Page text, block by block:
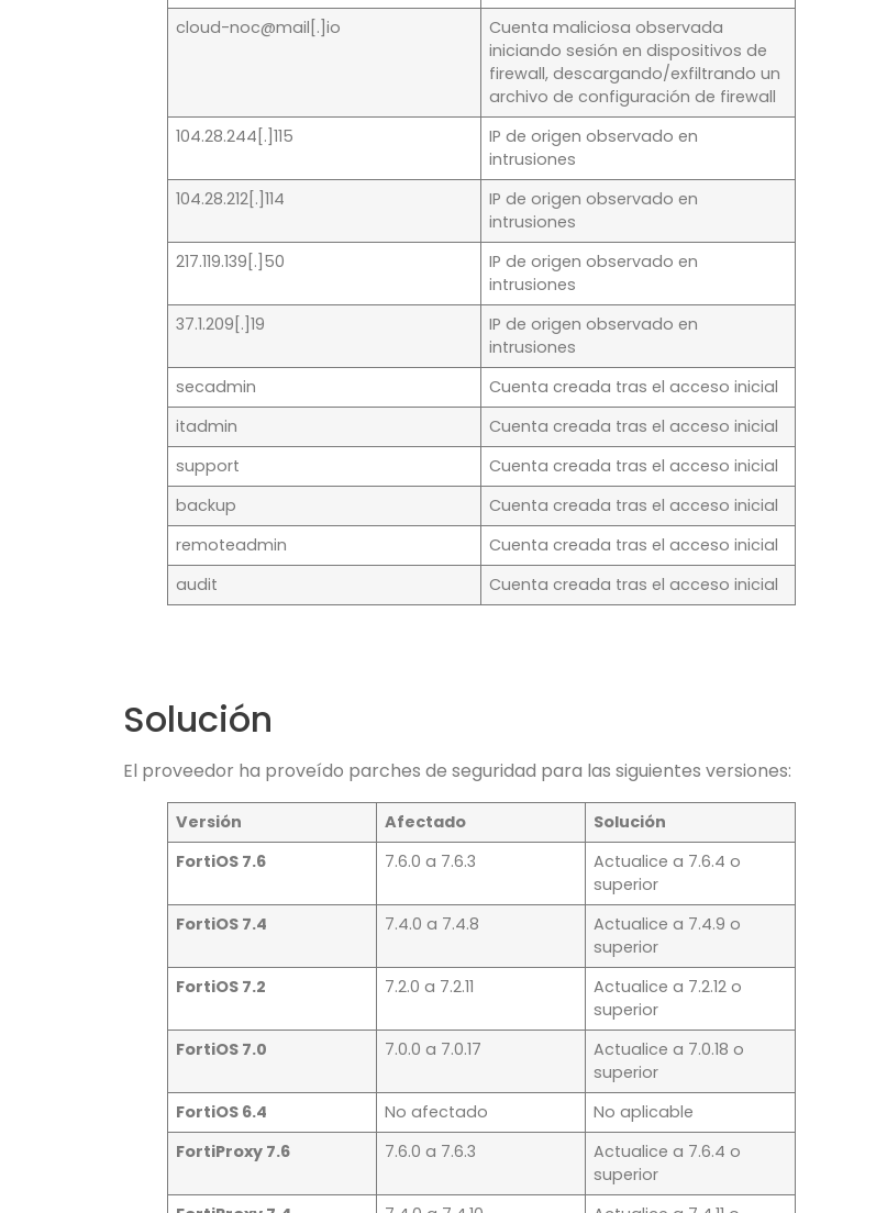
cloud-noc@mail[.]io
Cuenta maliciosa observada
iniciando sesión en dispositivos de
firewall, descargando/exfiltrando un
archivo de configuración de firewall
104.28.244[.]115
IP de origen observado en
intrusiones
104.28.212[.]114
IP de origen observado en
intrusiones
217.119.139[.]50
IP de origen observado en
intrusiones
37.1.209[.]19
IP de origen observado en
intrusiones
secadmin
Cuenta creada tras el acceso inicial
itadmin
Cuenta creada tras el acceso inicial
support
Cuenta creada tras el acceso inicial
backup
Cuenta creada tras el acceso inicial
remoteadmin
Cuenta creada tras el acceso inicial
audit
Cuenta creada tras el acceso inicial
Solución
El proveedor ha proveído parches de seguridad para las siguientes versiones:
Versión Afectado
Solución
FortiOS 7.6
7.6.0 a 7.6.3
Actualice a 7.6.4 o
superior
FortiOS 7.4
7.4.0 a 7.4.8
Actualice a 7.4.9 o
superior
FortiOS 7.2
7.2.0 a 7.2.11
Actualice a 7.2.12 o
superior
FortiOS 7.0
7.0.0 a 7.0.17
Actualice a 7.0.18 o
superior
FortiOS 6.4
No afectado
No aplicable
FortiProxy 7.6
7.6.0 a 7.6.3
Actualice a 7.6.4 o
superior